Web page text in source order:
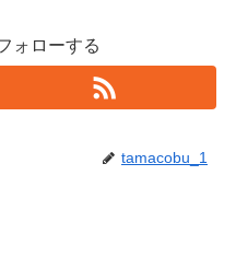
ォローする
tamacobu_1